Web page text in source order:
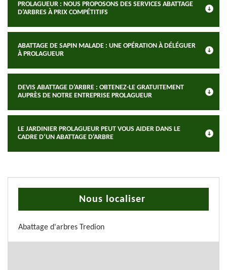
PROLAGUEUR : NOUS PROPOSONS DES SERVICES ABATTAGE
D’ARBRES À PRIX COMPÉTITIFS
ABATTAGE DE SAPIN MALADE : UNE OPÉRATION À DÉLÉGUER
À PROLAGUEUR
DEVIS ABATTAGE D’ARBRE : OBTENEZ-LE GRATUITEMENT
AUPRÈS DE NOTRE ENTREPRISE PROLAGUEUR
LE JARDINIER PROLAGUEUR PEUT VOUS AIDER DANS LE
CADRE D‘UN ABATTAGE D’ARBRE
Nous localiser
Abattage d'arbres Tredion